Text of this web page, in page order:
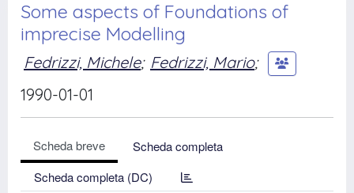
Some aspects of Foundations of
imprecise Modelling
Fedrizzi, Michele; Fedrizzi, Mario;
1990-01-01
Scheda breve
Scheda completa
Scheda completa (DC)